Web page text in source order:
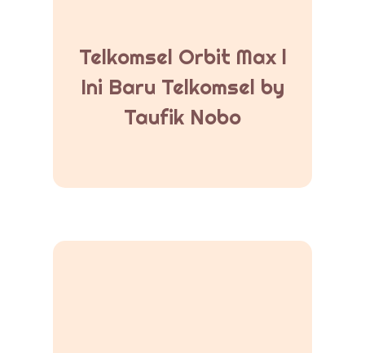
Telkomsel Orbit Max l
Ini Baru Telkomsel by
Taufik Nobo